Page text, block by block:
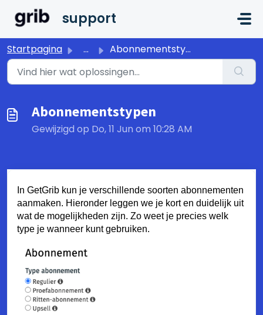
support
Startpagina ... Abonnementstypen
Abonnementstypen
Gewijzigd op Do, 11 Jun om 10:28 AM
In GetGrib kun je verschillende soorten abonnementen
aanmaken. Hieronder leggen we je kort en duidelijk uit
wat de mogelijkheden zijn. Zo weet je precies welk
type je wanneer kunt gebruiken.